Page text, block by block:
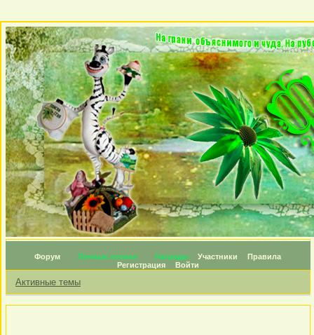
Форум Личные топики Награды Участники
Правила
Регистрация
Войти
Активные темы